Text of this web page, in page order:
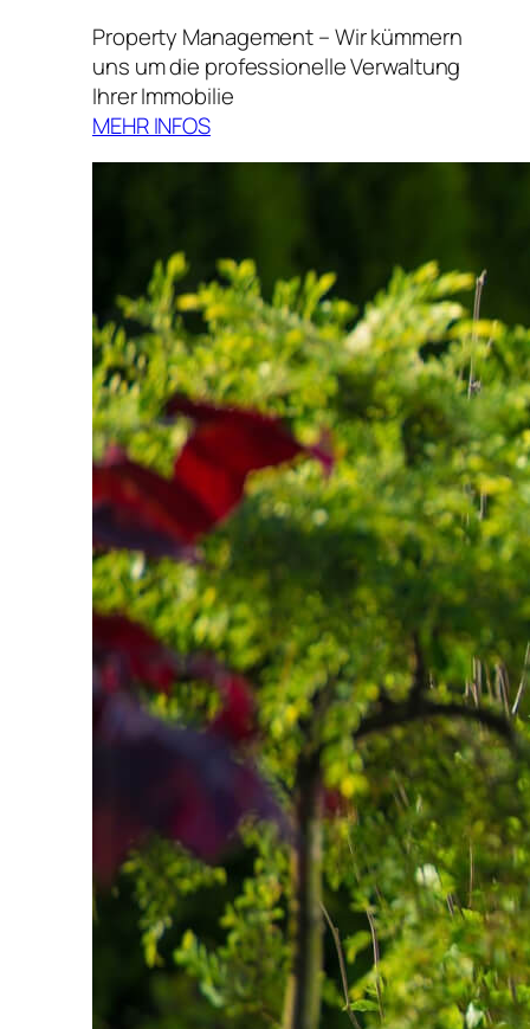
Property Management – Wir kümmern
uns um die professionelle Verwaltung
Ihrer Immobilie
MEHR INFOS